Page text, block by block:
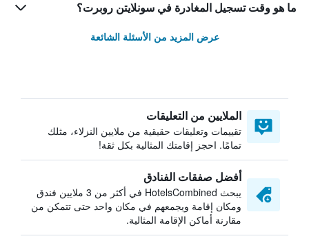
ما هو وقت تسجيل المغادرة في سونلايتن روبرت؟
عرض المزيد من الأسئلة الشائعة
الملايين من التعليقات
تقييمات وتعليقات حقيقية من ملايين النزلاء، مثلك
تمامًا. احجز إقامتك المثالية بكل ثقة!
أفضل صفقات الفنادق
يبحث HotelsCombined في أكثر من 3 ملايين فندق
ومكان إقامة ويجمعهم في مكان واحد حتى تتمكن من
مقارنة أماكن الإقامة المثالية.